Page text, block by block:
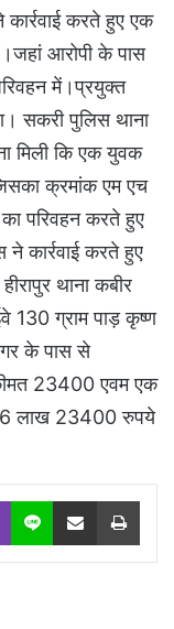
करते हुए एक
आरोपी के पास
में।प्रयुक्त
सकरी पुलिस थाना
मिली कि एक युवक
क्रमांक एम एच
परिवहन करते हुए
कार्रवाई करते हुए
थाना कबीर
130 ग्राम पाड़ कृष्ण
के पास से
23400 एवम एक
6 लाख 23400 रुपये
Viber Line Share via Email Print